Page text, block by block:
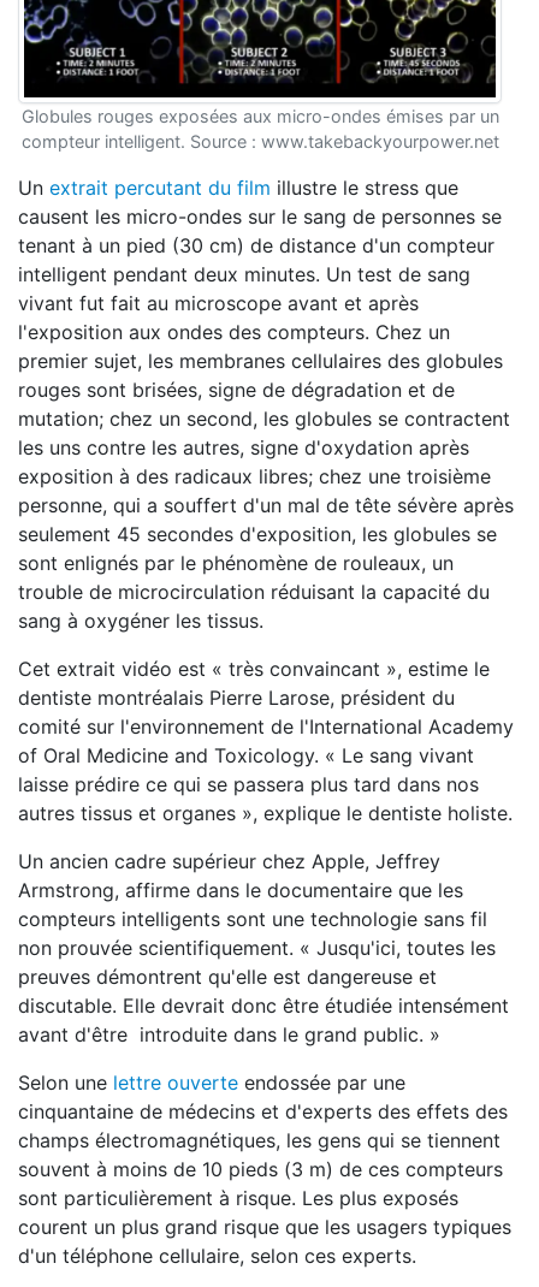
Globules rouges exposées aux micro-ondes émises par un
compteur intelligent. Source : www.takebackyourpower.net
Un extrait percutant du film illustre le stress que
causent les micro-ondes sur le sang de personnes se
tenant à un pied (30 cm) de distance d'un compteur
intelligent pendant deux minutes. Un test de sang
vivant fut fait au microscope avant et après
l'exposition aux ondes des compteurs. Chez un
premier sujet, les membranes cellulaires des globules
rouges sont brisées, signe de dégradation et de
mutation; chez un second, les globules se contractent
les uns contre les autres, signe d'oxydation après
exposition à des radicaux libres; chez une troisième
personne, qui a souffert d'un mal de tête sévère après
seulement 45 secondes d'exposition, les globules se
sont enlignés par le phénomène de rouleaux, un
trouble de microcirculation réduisant la capacité du
sang à oxygéner les tissus.
Cet extrait vidéo est « très convaincant », estime le
dentiste montréalais Pierre Larose, président du
comité sur l'environnement de l'International Academy
of Oral Medicine and Toxicology. « Le sang vivant
laisse prédire ce qui se passera plus tard dans nos
autres tissus et organes », explique le dentiste holiste.
Un ancien cadre supérieur chez Apple, Jeffrey
Armstrong, affirme dans le documentaire que les
compteurs intelligents sont une technologie sans fil
non prouvée scientifiquement. « Jusqu'ici, toutes les
preuves démontrent qu'elle est dangereuse et
discutable. Elle devrait donc être étudiée intensément
avant d'être introduite dans le grand public. »
Selon une lettre ouverte endossée par une
cinquantaine de médecins et d'experts des effets des
champs électromagnétiques, les gens qui se tiennent
souvent à moins de 10 pieds (3 m) de ces compteurs
sont particulièrement à risque. Les plus exposés
courent un plus grand risque que les usagers typiques
d'un téléphone cellulaire, selon ces experts.